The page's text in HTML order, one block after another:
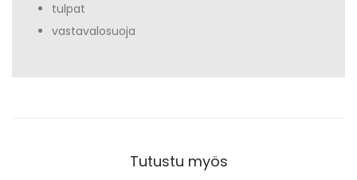
tulpat
vastavalosuoja
Tutustu myös